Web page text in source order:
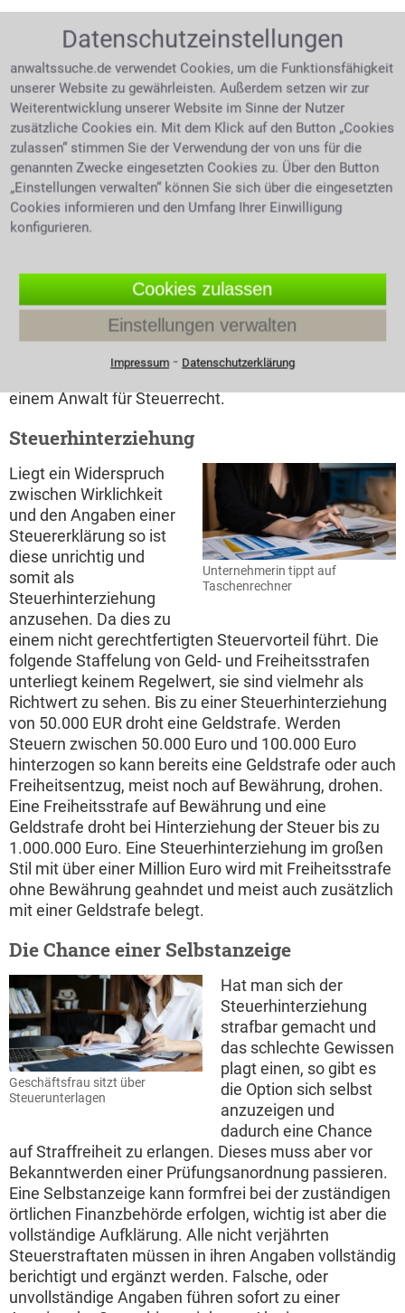
Mögliche rechtliche Schritte gegen den
Steuerbescheid
Rechtsanwältin berät Rechtsmittel
zu Steuerbescheid
Eine abgegebene
Steuererklärung wird
vom Finanzamt geprüft,
anschließend wird ein
Steuerbescheid erstellt
und zugesandt. Dieser
gibt Auskunft über zu
Rückerstattung oder der Aufforderung zur
Nachzahlung. Die Rechtsmittel, die man gegen einen
fraglichen Steuerbescheid hat, sind als erster Schritt
der Einspruch und als zweiter Schritt die Klage. Um
das Steuerrecht in seiner Gänze zu verstehen, bedarf
einem Anwalt für Steuerrecht.
Steuerhinterziehung
Unternehmerin tippt auf
Taschenrechner
Liegt ein Widerspruch
zwischen Wirklichkeit
und den Angaben einer
Steuererklärung so ist
diese unrichtig und
somit als
Steuerhinterziehung
anzusehen. Da dies zu
einem nicht gerechtfertigten Steuervorteil führt. Die
folgende Staffelung von Geld- und Freiheitsstrafen
unterliegt keinem Regelwert, sie sind vielmehr als
Richtwert zu sehen. Bis zu einer Steuerhinterziehung
von 50.000 EUR droht eine Geldstrafe. Werden
Steuern zwischen 50.000 Euro und 100.000 Euro
hinterzogen so kann bereits eine Geldstrafe oder auch
Freiheitsentzug, meist noch auf Bewährung, drohen.
Eine Freiheitsstrafe auf Bewährung und eine
Geldstrafe droht bei Hinterziehung der Steuer bis zu
1.000.000 Euro. Eine Steuerhinterziehung im großen
Stil mit über einer Million Euro wird mit Freiheitsstrafe
ohne Bewährung geahndet und meist auch zusätzlich
mit einer Geldstrafe belegt.
Die Chance einer Selbstanzeige
Geschäftsfrau sitzt über
Steuerunterlagen
Hat man sich der
Steuerhinterziehung
strafbar gemacht und
das schlechte Gewissen
plagt einen, so gibt es
die Option sich selbst
anzuzeigen und
dadurch eine Chance
auf Straffreiheit zu erlangen. Dieses muss aber vor
Bekanntwerden einer Prüfungsanordnung passieren.
Eine Selbstanzeige kann formfrei bei der zuständigen
örtlichen Finanzbehörde erfolgen, wichtig ist aber die
vollständige Aufklärung. Alle nicht verjährten
Steuerstraftaten müssen in ihren Angaben vollständig
berichtigt und ergänzt werden. Falsche, oder
unvollständige Angaben führen sofort zu einer
Datenschutzeinstellungen
anwaltssuche.de verwendet Cookies, um die Funktionsfähigkeit
unserer Website zu gewährleisten. Außerdem setzen wir zur
Weiterentwicklung unserer Website im Sinne der Nutzer
zusätzliche Cookies ein. Mit dem Klick auf den Button „Cookies
zulassen“ stimmen Sie der Verwendung der von uns für die
genannten Zwecke eingesetzten Cookies zu. Über den Button
„Einstellungen verwalten“ können Sie sich über die eingesetzten
Cookies informieren und den Umfang Ihrer Einwilligung
konfigurieren.
Cookies zulassen
Einstellungen verwalten
Impressum⁃ Datenschutzerklärung